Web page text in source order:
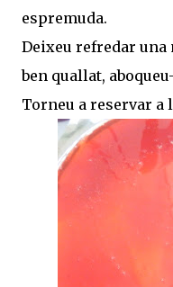
espremuda.
Deixeu refredar
ben quallat,
Torneu a reservar a